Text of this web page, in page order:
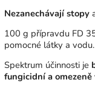
Nezanechávají stopy
100 g přípravdu FD
pomocné látky a vodu.
Spektrum účinnosti je
fungicidní a